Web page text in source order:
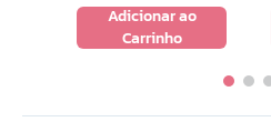
Adicionar ao
Carrinho